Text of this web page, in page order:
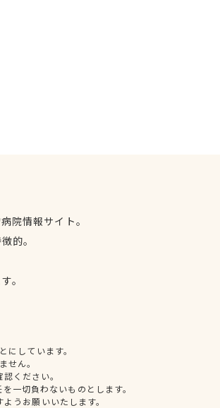
院情報サイト。
的。
。
しています。
せん。
ください。
一切負わないものとします。
うお願いいたします。